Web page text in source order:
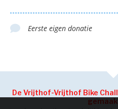
Eerste eigen donatie
De Vrijthof-Vrijthof Bike